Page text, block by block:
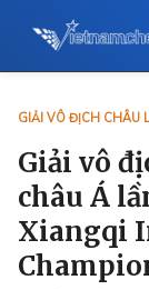
GIẢI VÔ ĐỊCH CHÂU
Giải vô
châu Á
Xiangqi